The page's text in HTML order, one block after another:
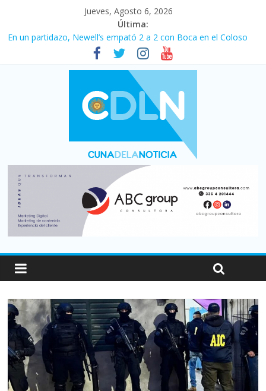
Jueves, Agosto 6, 2026
Última:
En un partidazo, Newell’s empató 2 a 2 con Boca en el Coloso
Vacaciones de invierno con más movimiento y consumo
turístico: 4,6 millones de personas viajaron por el país, un 5,9%
Fuerte caída de la venta de autos usados en julio: bajó un 12,6%
Central venció 1 a 0 al River de Coudet en el Monumental
Pullaro mejora sus relaciones con el Gobierno nacional